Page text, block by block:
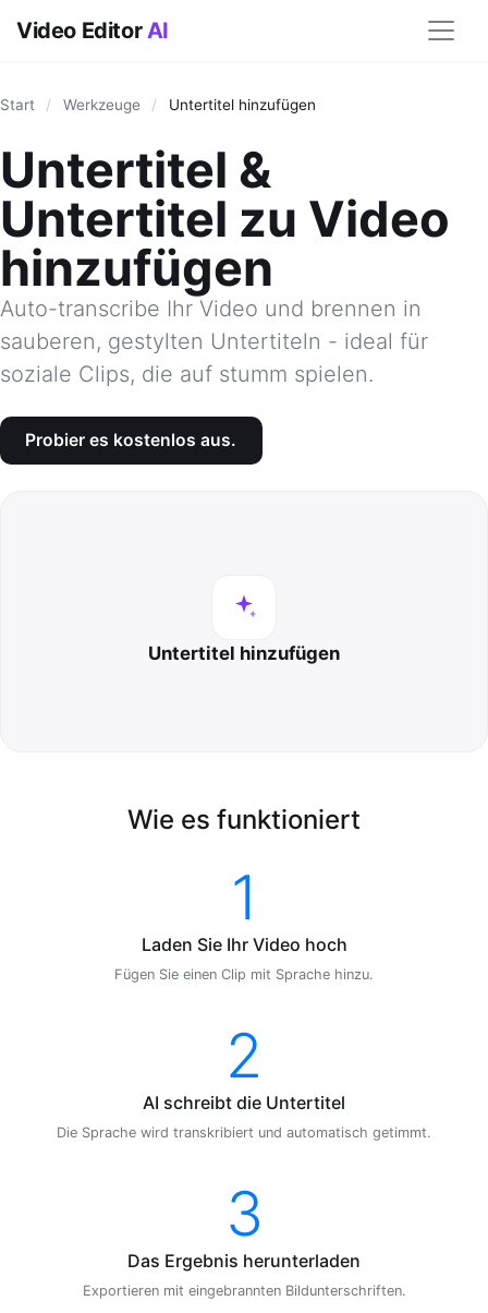
Video EditorAI
Start / Werkzeuge / Untertitel hinzufügen
Untertitel &
Untertitel zu Video
hinzufügen
Auto-transcribe Ihr Video und brennen in
sauberen, gestylten Untertiteln - ideal für
soziale Clips, die auf stumm spielen.
Probier es kostenlos aus.
Untertitel hinzufügen
Wie es funktioniert
1
Laden Sie Ihr Video hoch
Fügen Sie einen Clip mit Sprache hinzu.
2
AI schreibt die Untertitel
Die Sprache wird transkribiert und automatisch getimmt.
3
Das Ergebnis herunterladen
Exportieren mit eingebrannten Bildunterschriften.